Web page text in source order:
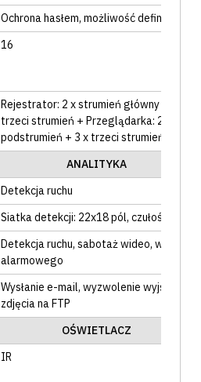
Ochrona hasłem, możliwość
16
Rejestrator: 2 x strumień główny + 3 x
trzeci strumień + Przeglądarka: 2 x
podstrumień + 3 x trzeci strumień
ANALITYKA
Detekcja ruchu
Siatka detekcji: 22x18 pól, czułość 0-10.
Detekcja ruchu, sabotaż wideo,
alarmowego
Wysłanie e-mail, wyzwolenie wyjścia
zdjęcia na FTP
OŚWIETLACZ
IR